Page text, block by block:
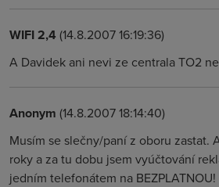
WIFI 2,4 (14.8.2007 16:19:36)
A Davidek ani nevi ze centrala TO2
Anonym (14.8.2007 18:14:40)
Musím se slečny/paní z oboru zastat.
roky a za tu dobu jsem vyúčtování
jedním telefonátem na